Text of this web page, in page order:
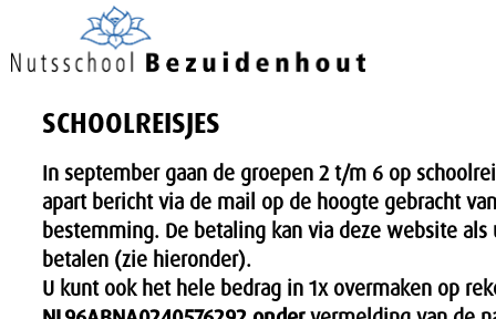
SCHOOLREISJES
In september gaan de groepen 2 t/m 6 op
apart bericht via de mail op de hoogte gebracht
bestemming. De betaling kan via deze website
betalen (zie hieronder).
U kunt ook het hele bedrag in 1x overmaken op